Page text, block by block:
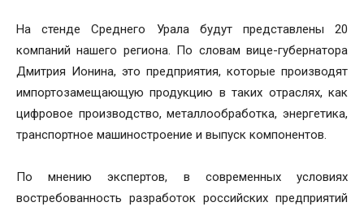
На стенде Среднего Урала будут представлены 20
компаний нашего региона. По словам вице-губернатора
Дмитрия Ионина, это предприятия, которые производят
импортозамещающую продукцию в таких отраслях, как
цифровое производство, металлообработка, энергетика,
транспортное машиностроение и выпуск компонентов.
По мнению экспертов, в современных условиях
востребованность разработок российских предприятий